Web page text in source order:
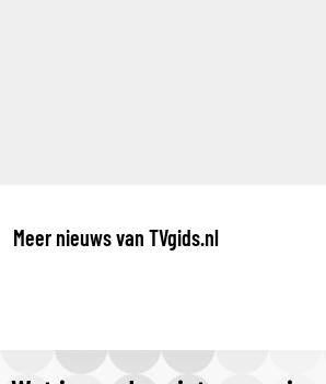
Meer nieuws van TVgids.nl